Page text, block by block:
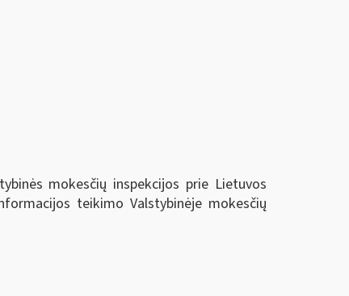
mokesčių inspekcijos prie Lietuvos
teikimo Valstybinėje mokesčių